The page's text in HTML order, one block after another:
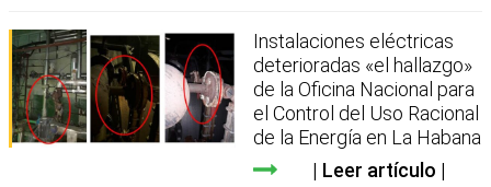
Instalaciones eléctricas
deterioradas «el hallazgo»
de la Oficina Nacional para
el Control del Uso Racional
de la Energía en La Habana
Leer artículo